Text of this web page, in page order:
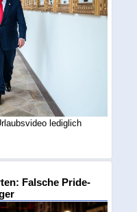
lediglich
Falsche Pride-